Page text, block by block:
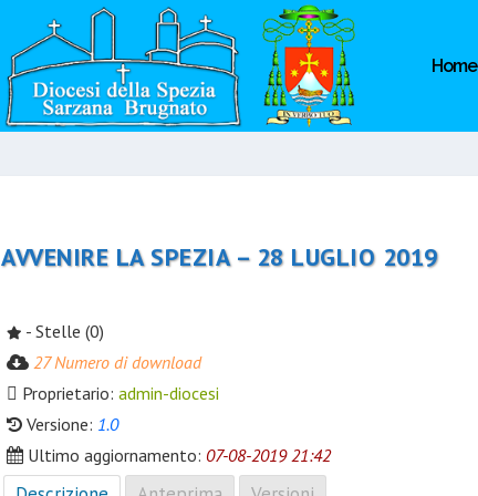
Home
AVVENIRE LA SPEZIA – 28 LUGLIO 2019
- Stelle (0)
27 Numero di download
Proprietario: admin-diocesi
Versione: 1.0
Ultimo aggiornamento: 07-08-2019 21:42